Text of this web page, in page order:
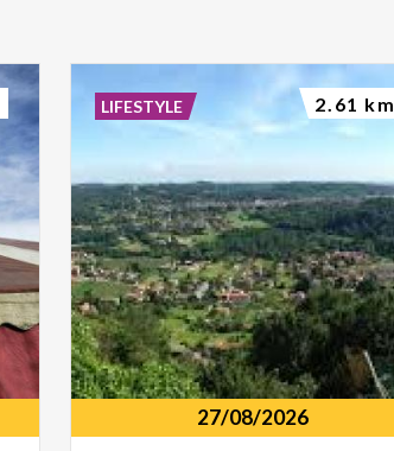
27/08/2026
LIFESTYLE 2.61 km